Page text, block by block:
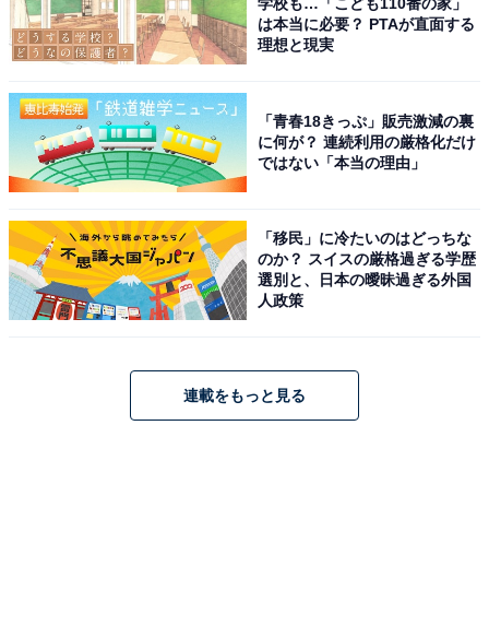
は本当に必要？ PTAが直面する
理想と現実
「青春18きっぷ」販売激減の裏
に何が？ 連続利用の厳格化だけ
ではない「本当の理由」
「移民」に冷たいのはどっちな
のか？ スイスの厳格過ぎる学歴
選別と、日本の曖昧過ぎる外国
人政策
連載をもっと見る